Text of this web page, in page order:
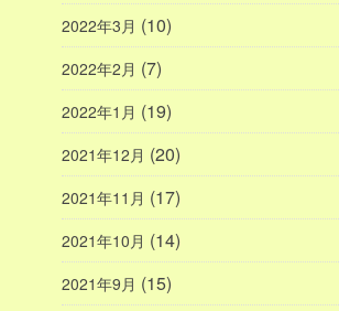
2022年3月 (10)
2022年2月 (7)
2022年1月 (19)
2021年12月 (20)
2021年11月 (17)
2021年10月 (14)
2021年9月 (15)